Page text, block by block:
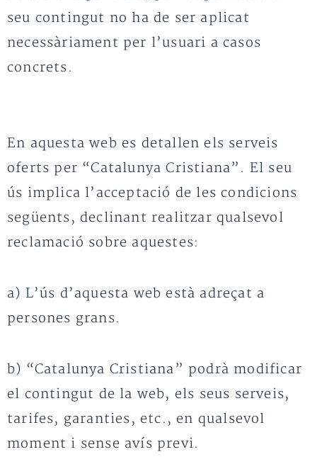
seu contingut no ha de ser aplicat
necessàriament per l’usuari a casos
concrets.
En aquesta web es detallen els serveis
oferts per “Catalunya Cristiana”. El seu
ús implica l’acceptació de les condicions
següents, declinant realitzar qualsevol
reclamació sobre aquestes:
a) L’ús d’aquesta web està adreçat a
persones grans.
b) “Catalunya Cristiana” podrà modificar
el contingut de la web, els seus serveis,
tarifes, garanties, etc., en qualsevol
moment i sense avís previ.